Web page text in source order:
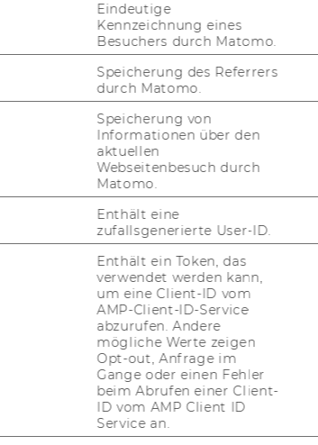
“Throughout the program, a well-
balanced curriculum builds strong
quantitative skills coupled with a
solid knowledge base of the
underlying theory in finance.”
Univ.Prof. Dipl.-Ing. Dr. Kurt
Hornik, Program Director
Eindeutige
Kennzeichnung eines
Besuchers durch Matomo.
Speicherung des Referrers
durch Matomo.
Speicherung von
Informationen über den
aktuellen
Webseitenbesuch durch
Matomo.
Enthält eine
zufallsgenerierte User-ID.
Enthält ein Token, das
verwendet werden kann,
um eine Client-ID vom
AMP-Client-ID-Service
abzurufen. Andere
mögliche Werte zeigen
Opt-out, Anfrage im
Gange oder einen Fehler
beim Abrufen einer Client-
ID vom AMP Client ID
Service an.